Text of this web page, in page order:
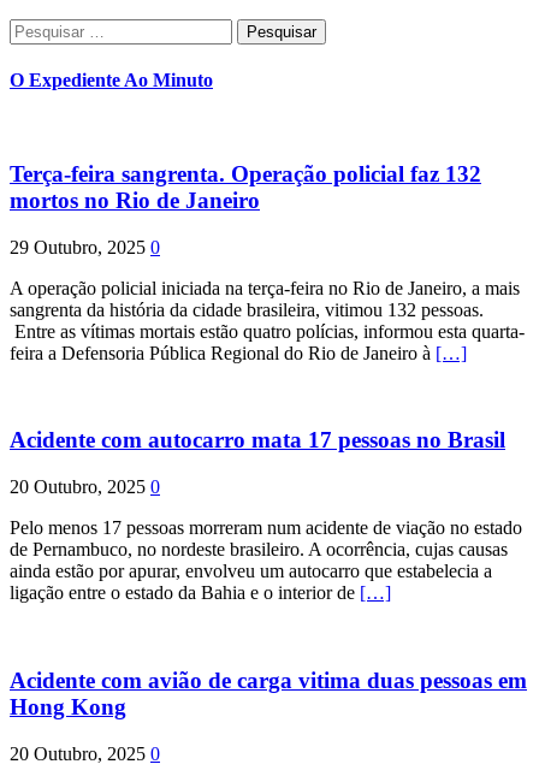
Pesquisar
por:
O Expediente Ao Minuto
Terça-feira sangrenta. Operação policial faz 132
mortos no Rio de Janeiro
29 Outubro, 2025 0
A operação policial iniciada na terça-feira no Rio de Janeiro, a mais
sangrenta da história da cidade brasileira, vitimou 132 pessoas.
Entre as vítimas mortais estão quatro polícias, informou esta quarta-
feira a Defensoria Pública Regional do Rio de Janeiro à […]
Acidente com autocarro mata 17 pessoas no Brasil
20 Outubro, 2025 0
Pelo menos 17 pessoas morreram num acidente de viação no estado
de Pernambuco, no nordeste brasileiro. A ocorrência, cujas causas
ainda estão por apurar, envolveu um autocarro que estabelecia a
ligação entre o estado da Bahia e o interior de […]
Acidente com avião de carga vitima duas pessoas em
Hong Kong
20 Outubro, 2025 0